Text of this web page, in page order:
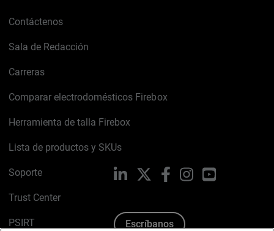
Contáctenos
Sala de Redacción
Carreras
Comparar electrodomésticos Firebox
Herramienta de talla Firebox
Lista de productos y SKUs
Soporte
Trust Center
PSIRT
LinkedIn FacebookInstagramYouTube
Escríbanos